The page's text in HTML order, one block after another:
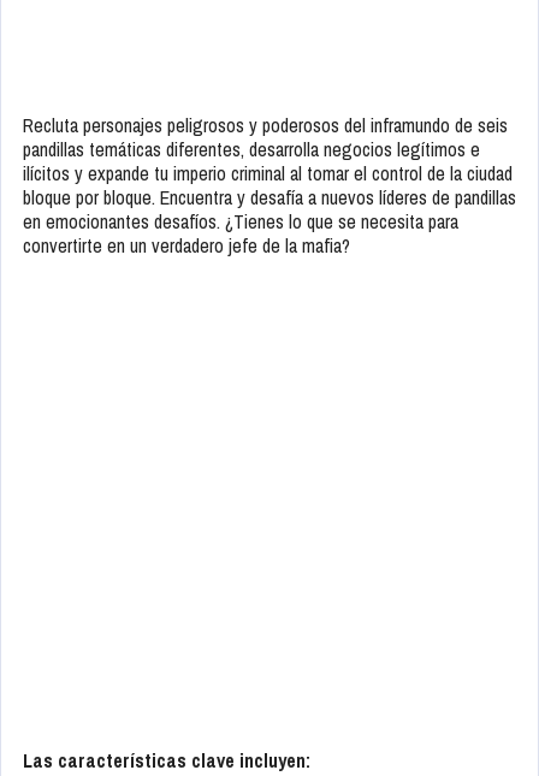
Recluta personajes peligrosos y poderosos del inframundo de seis
pandillas temáticas diferentes, desarrolla negocios legítimos e
ilícitos y expande tu imperio criminal al tomar el control de la ciudad
bloque por bloque. Encuentra y desafía a nuevos líderes de pandillas
en emocionantes desafíos. ¿Tienes lo que se necesita para
convertirte en un verdadero jefe de la mafia?
Las características clave incluyen: